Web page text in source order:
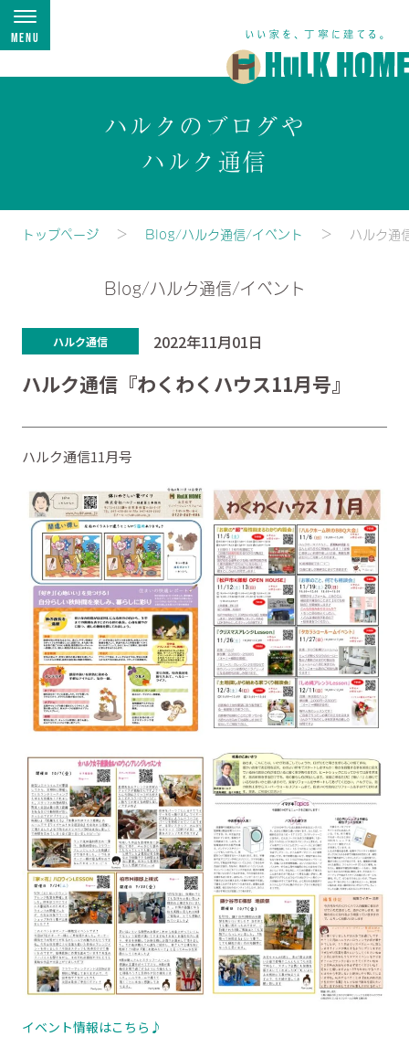
Menu
ハルクのブログや
ハルク通信
トップページ Blog/ハルク通信/イベント ハルク通
Blog/ハルク通信/イベント
ハルク通信 2022年11月01日
ハルク通信『わくわくハウス11月号』
ハルク通信11月号
イベント情報はこちら♪